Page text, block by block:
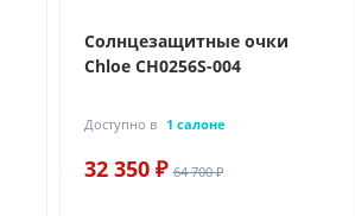
Солнцезащитные очки
Chloe CH0256S-004
Доступно в 1 салоне
32 350 ₽ 64 700 ₽